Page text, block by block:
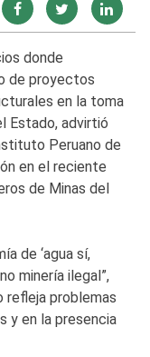
donde
de proyectos
en la toma
Estado, advirtió
Peruano de
en el reciente
de Minas del
de ‘agua sí,
minería ilegal”,
refleja problemas
y en la presencia